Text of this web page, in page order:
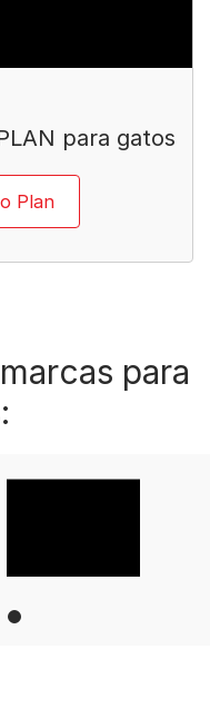
para gatos
Plan
para
4